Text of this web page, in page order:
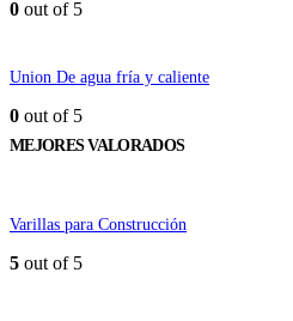
0 out of 5
Union De agua fría y caliente
0 out of 5
MEJORES VALORADOS
Varillas para Construcción
5 out of 5